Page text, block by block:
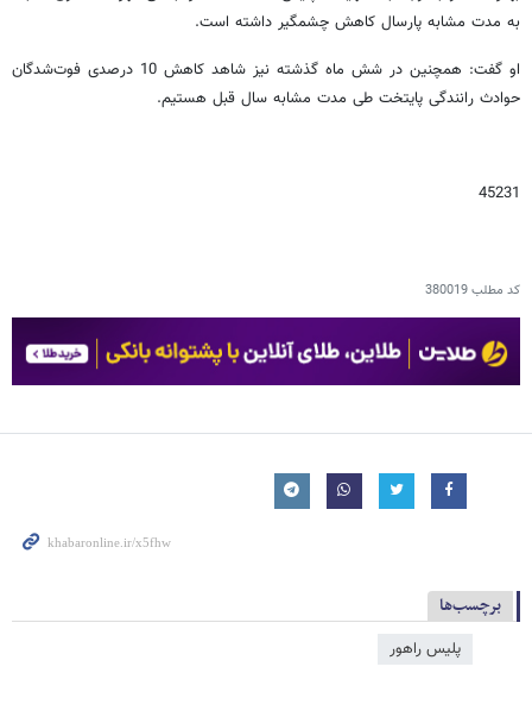
به مدت مشابه پارسال کاهش چشمگیر داشته است.
او گفت: همچنین در شش ماه گذشته نیز شاهد کاهش 10 درصدی فوت‌شدگان
حوادث رانندگی پایتخت طی مدت مشابه سال قبل هستیم.
45231
کد مطلب380019
برچسب‌ها
پلیس راهور